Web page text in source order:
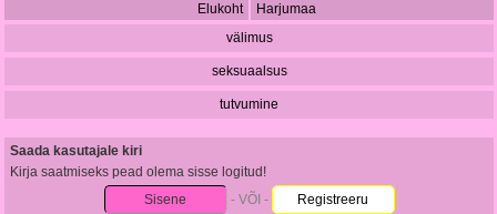
Elukoht
Harjumaa
välimus
seksuaalsus
tutvumine
Saada kasutajale kiri
Kirja saatmiseks pead olema sisse logitud!
Sisene
- VÕI - Registreeru